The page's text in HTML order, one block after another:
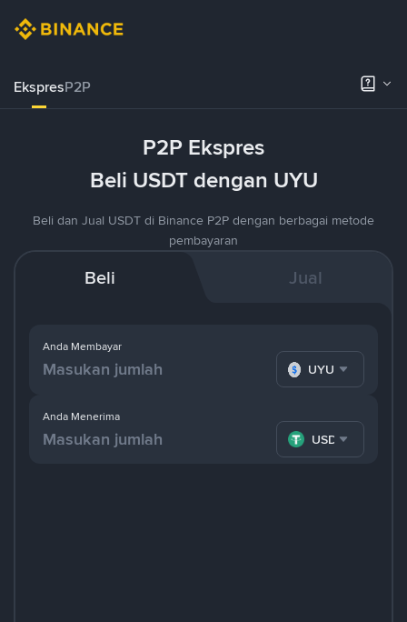
EkspresP2P
P2P Ekspres
Beli USDT dengan UYU
Beli dan Jual USDT di Binance P2P dengan berbagai metode
pembayaran
Beli Jual
Anda Membayar
UYU
Anda Menerima
USDT